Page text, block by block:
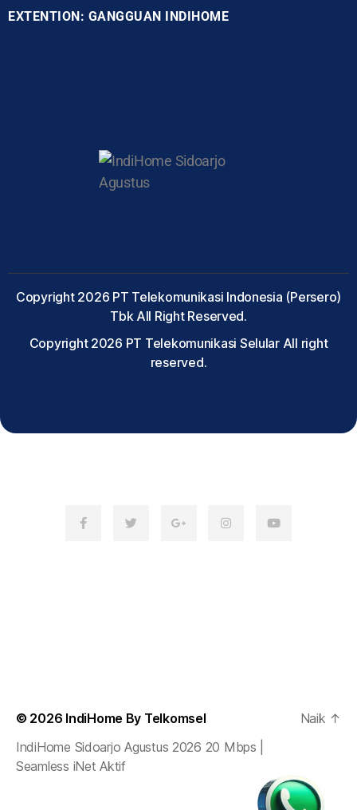
EXTENTION: GANGGUAN INDIHOME
Copyright 2026 PT Telekomunikasi Indonesia (Persero)
Tbk All Right Reserved.
Copyright 2026 PT Telekomunikasi Selular All right
reserved.
© 2026 IndiHome By Telkomsel
IndiHome Sidoarjo Agustus 2026 20 Mbps |
Seamless iNet Aktif
Naik ↑